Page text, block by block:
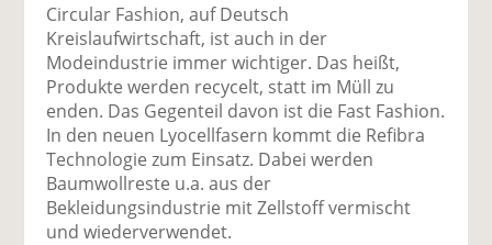
e
n
n
Circular Fashion, auf Deutsch
Kreislaufwirtschaft, ist auch in der
Modeindustrie immer wichtiger. Das heißt,
Produkte werden recycelt, statt im Müll zu
enden. Das Gegenteil davon ist die Fast Fashion.
In den neuen Lyocellfasern kommt die Refibra
Technologie zum Einsatz. Dabei werden
Baumwollreste u.a. aus der
Bekleidungsindustrie mit Zellstoff vermischt
und wiederverwendet.